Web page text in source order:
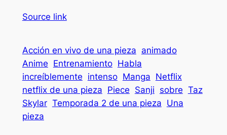
Source link
Acción en vivo de una pieza animado
Anime Entrenamiento Habla
increíblemente intenso Manga Netflix
netflix de una pieza Piece Sanji sobre Taz
Skylar Temporada 2 de una pieza Una
pieza